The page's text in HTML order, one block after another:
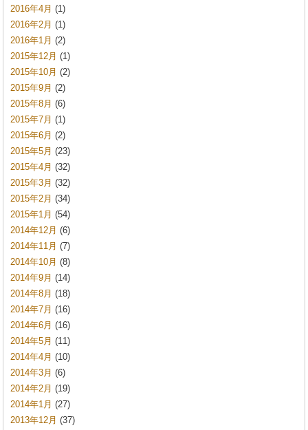
2016年4月 (1)
2016年2月 (1)
2016年1月 (2)
2015年12月 (1)
2015年10月 (2)
2015年9月 (2)
2015年8月 (6)
2015年7月 (1)
2015年6月 (2)
2015年5月 (23)
2015年4月 (32)
2015年3月 (32)
2015年2月 (34)
2015年1月 (54)
2014年12月 (6)
2014年11月 (7)
2014年10月 (8)
2014年9月 (14)
2014年8月 (18)
2014年7月 (16)
2014年6月 (16)
2014年5月 (11)
2014年4月 (10)
2014年3月 (6)
2014年2月 (19)
2014年1月 (27)
2013年12月 (37)